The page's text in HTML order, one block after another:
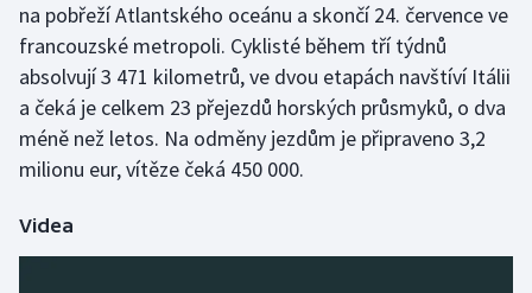
Rychlostní kanoistika
Short track
Sportovní střelba
na pobřeží Atlantského oceánu a skončí 24. července ve
francouzské metropoli. Cyklisté během tří týdnů
absolvují 3 471 kilometrů, ve dvou etapách navštíví Itálii
a čeká je celkem 23 přejezdů horských průsmyků, o dva
méně než letos. Na odměny jezdům je připraveno 3,2
milionu eur, vítěze čeká 450 000.
Videa